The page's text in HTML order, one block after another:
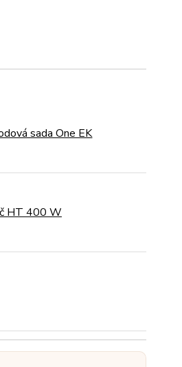
sada One EK
HT 400 W